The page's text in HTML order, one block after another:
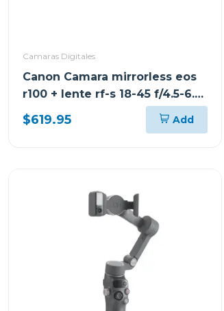
Camaras Digitales
Canon Camara mirrorless eos
r100 + lente rf-s 18-45 f/4.5-6.3
is stm kit
$619.95 Add